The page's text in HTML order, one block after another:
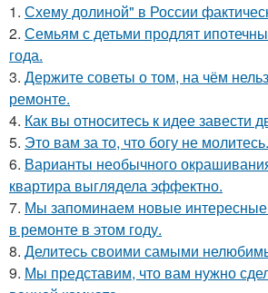
1. Схему долиной" в России
2. Семьям с детьми продлят
года.
3. Держите советы о том, на чём
ремонте.
4. Как вы относитесь к идее завести
5. Это вам за то, что богу не молитесь.
6. Варианты необычного
квартира выглядела эффектно.
7. Мы запоминаем новые интересные
в ремонте в этом году.
8. Делитесь своими самыми
9. Мы представим, что вам нужно